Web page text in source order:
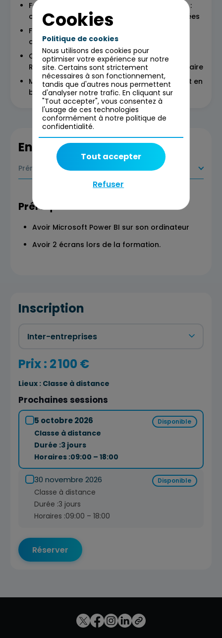
Focus sur les usages principaux de Power BI :
construction de rapport, collecte des données
Fonctionnalités avancées : modélisation de
données, DAX
Connaissances nécessaires pour la DA-100 :
Row Level Security, Report Builder, questionnaire
Mise en pratique par la construction de bout en
bout d’un rapport
En savoir plus
Prérequis
Prérequis
Avoir Microsoft Power BI sur son ordinateur
Avoir 2 écrans lors de la formation.
Inscription
Prix : 2 100 €
Lieux : Classe à distance
Prochaines sessions
5 octobre 2026 Disponible
Classe à distance
Durée :3 jours
Horaires :09:00 – 18:00
30 novembre 2026 Disponible
Classe à distance
Durée :3 jours
Horaires :09:00 – 18:00
Réserver
Cookies
Politique de cookies
Nous utilisons des cookies pour
optimiser votre expérience sur notre
site. Certains sont strictement
nécessaires à son fonctionnement,
tandis que d'autres nous permettent
d'analyser notre trafic. En cliquant sur
"Tout accepter", vous consentez à
l'usage de ces technologies
conformément à notre politique de
confidentialité.
Refuser
Tout accepter